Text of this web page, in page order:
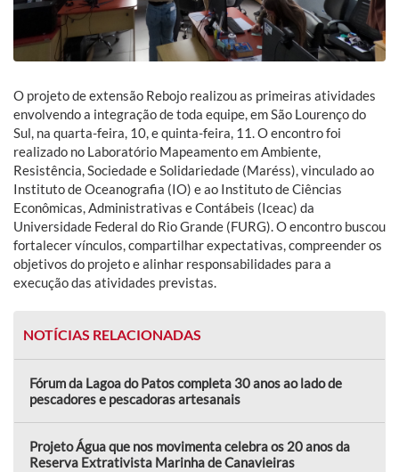
O projeto de extensão Rebojo realizou as primeiras atividades
envolvendo a integração de toda equipe, em São Lourenço do
Sul, na quarta-feira, 10, e quinta-feira, 11. O encontro foi
realizado no Laboratório Mapeamento em Ambiente,
Resistência, Sociedade e Solidariedade (Maréss), vinculado ao
Instituto de Oceanografia (IO) e ao Instituto de Ciências
Econômicas, Administrativas e Contábeis (Iceac) da
Universidade Federal do Rio Grande (FURG). O encontro buscou
fortalecer vínculos, compartilhar expectativas, compreender os
objetivos do projeto e alinhar responsabilidades para a
execução das atividades previstas.
NOTÍCIAS RELACIONADAS
Fórum da Lagoa do Patos completa 30 anos ao lado de
pescadores e pescadoras artesanais
Projeto Água que nos movimenta celebra os 20 anos da
Reserva Extrativista Marinha de Canavieiras